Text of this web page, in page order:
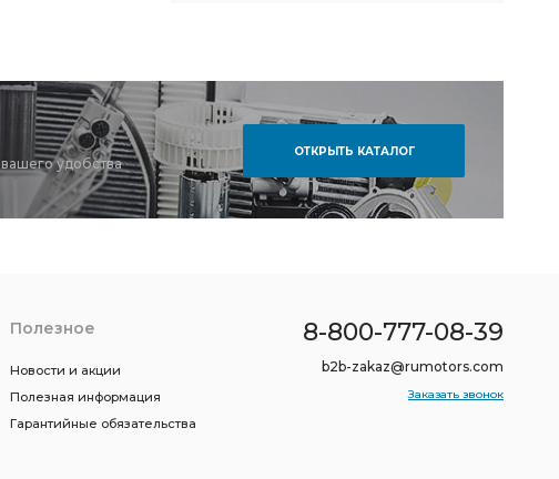
удобства
ОТКРЫТЬ КАТАЛОГ
Полезное
Новости и акции
Полезная информация
Гарантийные обязательства
8-800-777-08-39
b2b-zakaz@rumotors.com
Заказать звонок